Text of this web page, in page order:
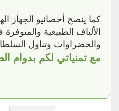
كما ينصح أخصائيو الجهاز
الألياف الطبيعية
والخضراوات وتناول
مع تمنياتي لكم بدوام